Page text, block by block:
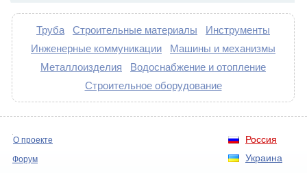
Труба Строительные материалы
Инструменты
Инженерные коммуникации
Машины и механизмы
Металлоизделия
Водоснабжение и отопление
Строительное оборудование
Россия
Украина
О проекте
Форум